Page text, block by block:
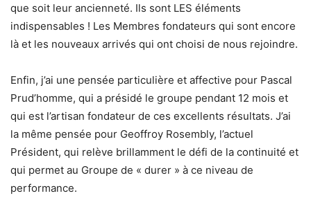
que soit leur ancienneté. Ils sont LES éléments
indispensables ! Les Membres fondateurs qui sont encore
là et les nouveaux arrivés qui ont choisi de nous rejoindre.
Enfin, j’ai une pensée particulière et affective pour Pascal
Prud’homme, qui a présidé le groupe pendant 12 mois et
qui est l’artisan fondateur de ces excellents résultats. J’ai
la même pensée pour Geoffroy Rosembly, l’actuel
Président, qui relève brillamment le défi de la continuité et
qui permet au Groupe de « durer » à ce niveau de
performance.